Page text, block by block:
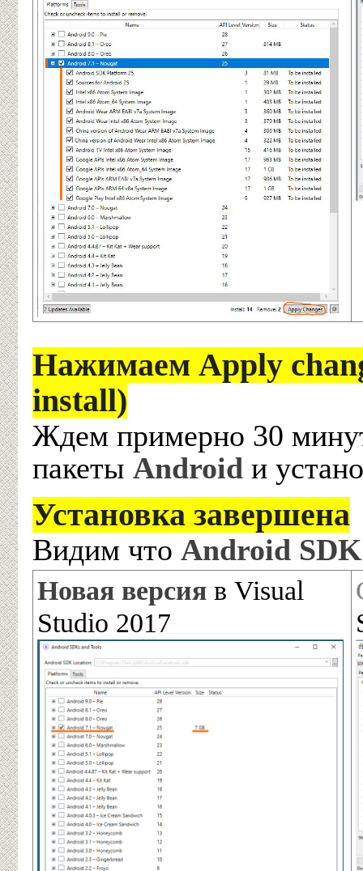
Нажимаем Apply
install)
Ждем примерно 30
пакеты Android и
Установка завершена
Видим что Android
Новая версия в Visual
Studio 2017